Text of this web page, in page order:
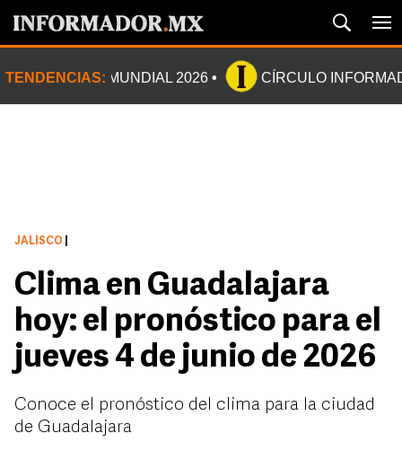
TENDENCIAS: MUNDIAL 2026 CÍRCULO
JALISCO
Clima en Guadalajara
hoy: el pronóstico para el
jueves 4 de junio de 2026
Conoce el pronóstico del clima para la ciudad
de Guadalajara